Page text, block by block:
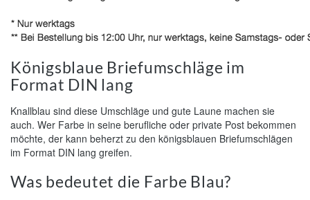
Königsblaue Briefumschläge im
Format DIN lang
Knallblau sind diese Umschläge und gute Laune machen sie
auch. Wer Farbe in seine berufliche oder private Post bekommen
möchte, der kann beherzt zu den königsblauen Briefumschlägen
im Format DIN lang greifen.
Was bedeutet die Farbe Blau?